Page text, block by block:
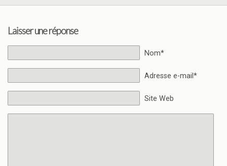
Laisser une réponse
Nom*
Adresse e-mail*
Site Web